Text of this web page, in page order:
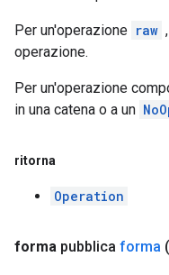
Per un'operazione raw
operazione.
Per un'operazione
in una catena o a un
ritorna
Operation
forma pubblica forma